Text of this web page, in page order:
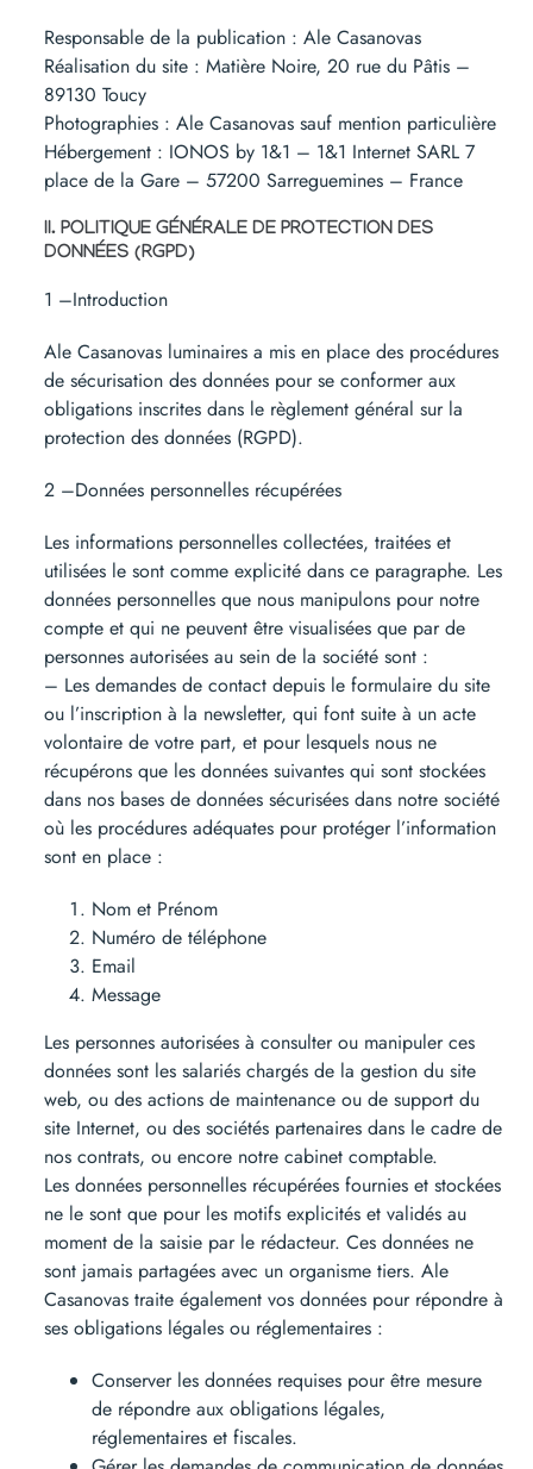
Responsable de la publication : Ale Casanovas
Réalisation du site : Matière Noire, 20 rue du Pâtis –
89130 Toucy
Photographies : Ale Casanovas sauf mention particulière
Hébergement : IONOS by 1&1 – 1&1 Internet SARL 7
place de la Gare – 57200 Sarreguemines – France
II. POLITIQUE GÉNÉRALE DE PROTECTION DES
DONNÉES (RGPD)
1 –Introduction
Ale Casanovas luminaires a mis en place des procédures
de sécurisation des données pour se conformer aux
obligations inscrites dans le règlement général sur la
protection des données (RGPD).
2 –Données personnelles récupérées
Les informations personnelles collectées, traitées et
utilisées le sont comme explicité dans ce paragraphe. Les
données personnelles que nous manipulons pour notre
compte et qui ne peuvent être visualisées que par de
personnes autorisées au sein de la société sont :
– Les demandes de contact depuis le formulaire du site
ou l’inscription à la newsletter, qui font suite à un acte
volontaire de votre part, et pour lesquels nous ne
récupérons que les données suivantes qui sont stockées
dans nos bases de données sécurisées dans notre société
où les procédures adéquates pour protéger l’information
sont en place :
Nom et Prénom
Numéro de téléphone
Email
Message
Les personnes autorisées à consulter ou manipuler ces
données sont les salariés chargés de la gestion du site
web, ou des actions de maintenance ou de support du
site Internet, ou des sociétés partenaires dans le cadre de
nos contrats, ou encore notre cabinet comptable.
Les données personnelles récupérées fournies et stockées
ne le sont que pour les motifs explicités et validés au
moment de la saisie par le rédacteur. Ces données ne
sont jamais partagées avec un organisme tiers. Ale
Casanovas traite également vos données pour répondre à
ses obligations légales ou réglementaires :
Conserver les données requises pour être mesure
de répondre aux obligations légales,
réglementaires et fiscales.